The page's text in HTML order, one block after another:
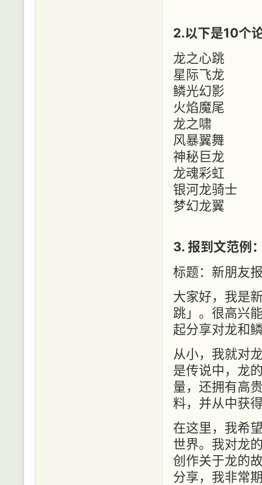
2.以下是10个
龙之心跳
星际飞龙
鳞光幻影
火焰魔尾
龙之啸
风暴翼舞
神秘巨龙
龙魂彩虹
银河龙骑士
梦幻龙翼
3. 报到文范例
标题：新朋友
大家好，我是
跳」。很高兴
起分享对龙和
从小，我就对
是传说中，龙
量，还拥有高
料，并从中获
在这里，我希
世界。我对龙
创作关于龙的
分享，我非常